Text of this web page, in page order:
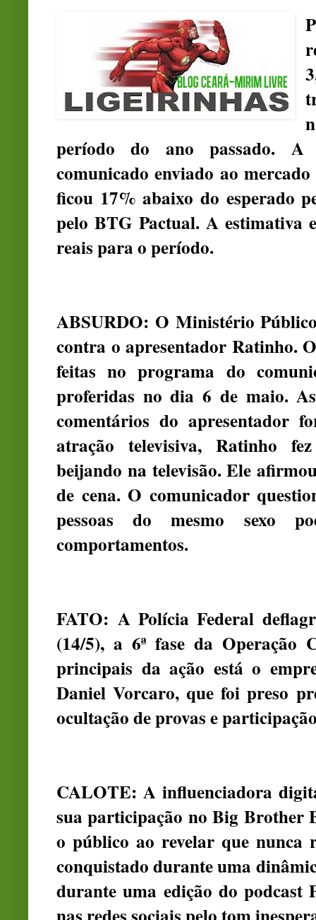
período do ano passado. A
comunicado enviado ao
ficou 17% abaixo do esperado
pelo BTG Pactual. A estimativa
reais para o período.
ABSURDO: O Ministério
contra o apresentador Ratinho.
feitas no programa do
proferidas no dia 6 de maio.
comentários do apresentador
atração televisiva, Ratinho
beijando na televisão. Ele
de cena. O comunicador
pessoas do mesmo sexo
comportamentos.
FATO:A Polícia Federal
(14/5), a 6ª fase da Operação
principais da ação está o
Daniel Vorcaro, que foi preso
ocultação de provas e
CALOTE: A influenciadora
sua participação no Big Brother
o público ao revelar que nunca
conquistado durante uma
durante uma edição do podcast